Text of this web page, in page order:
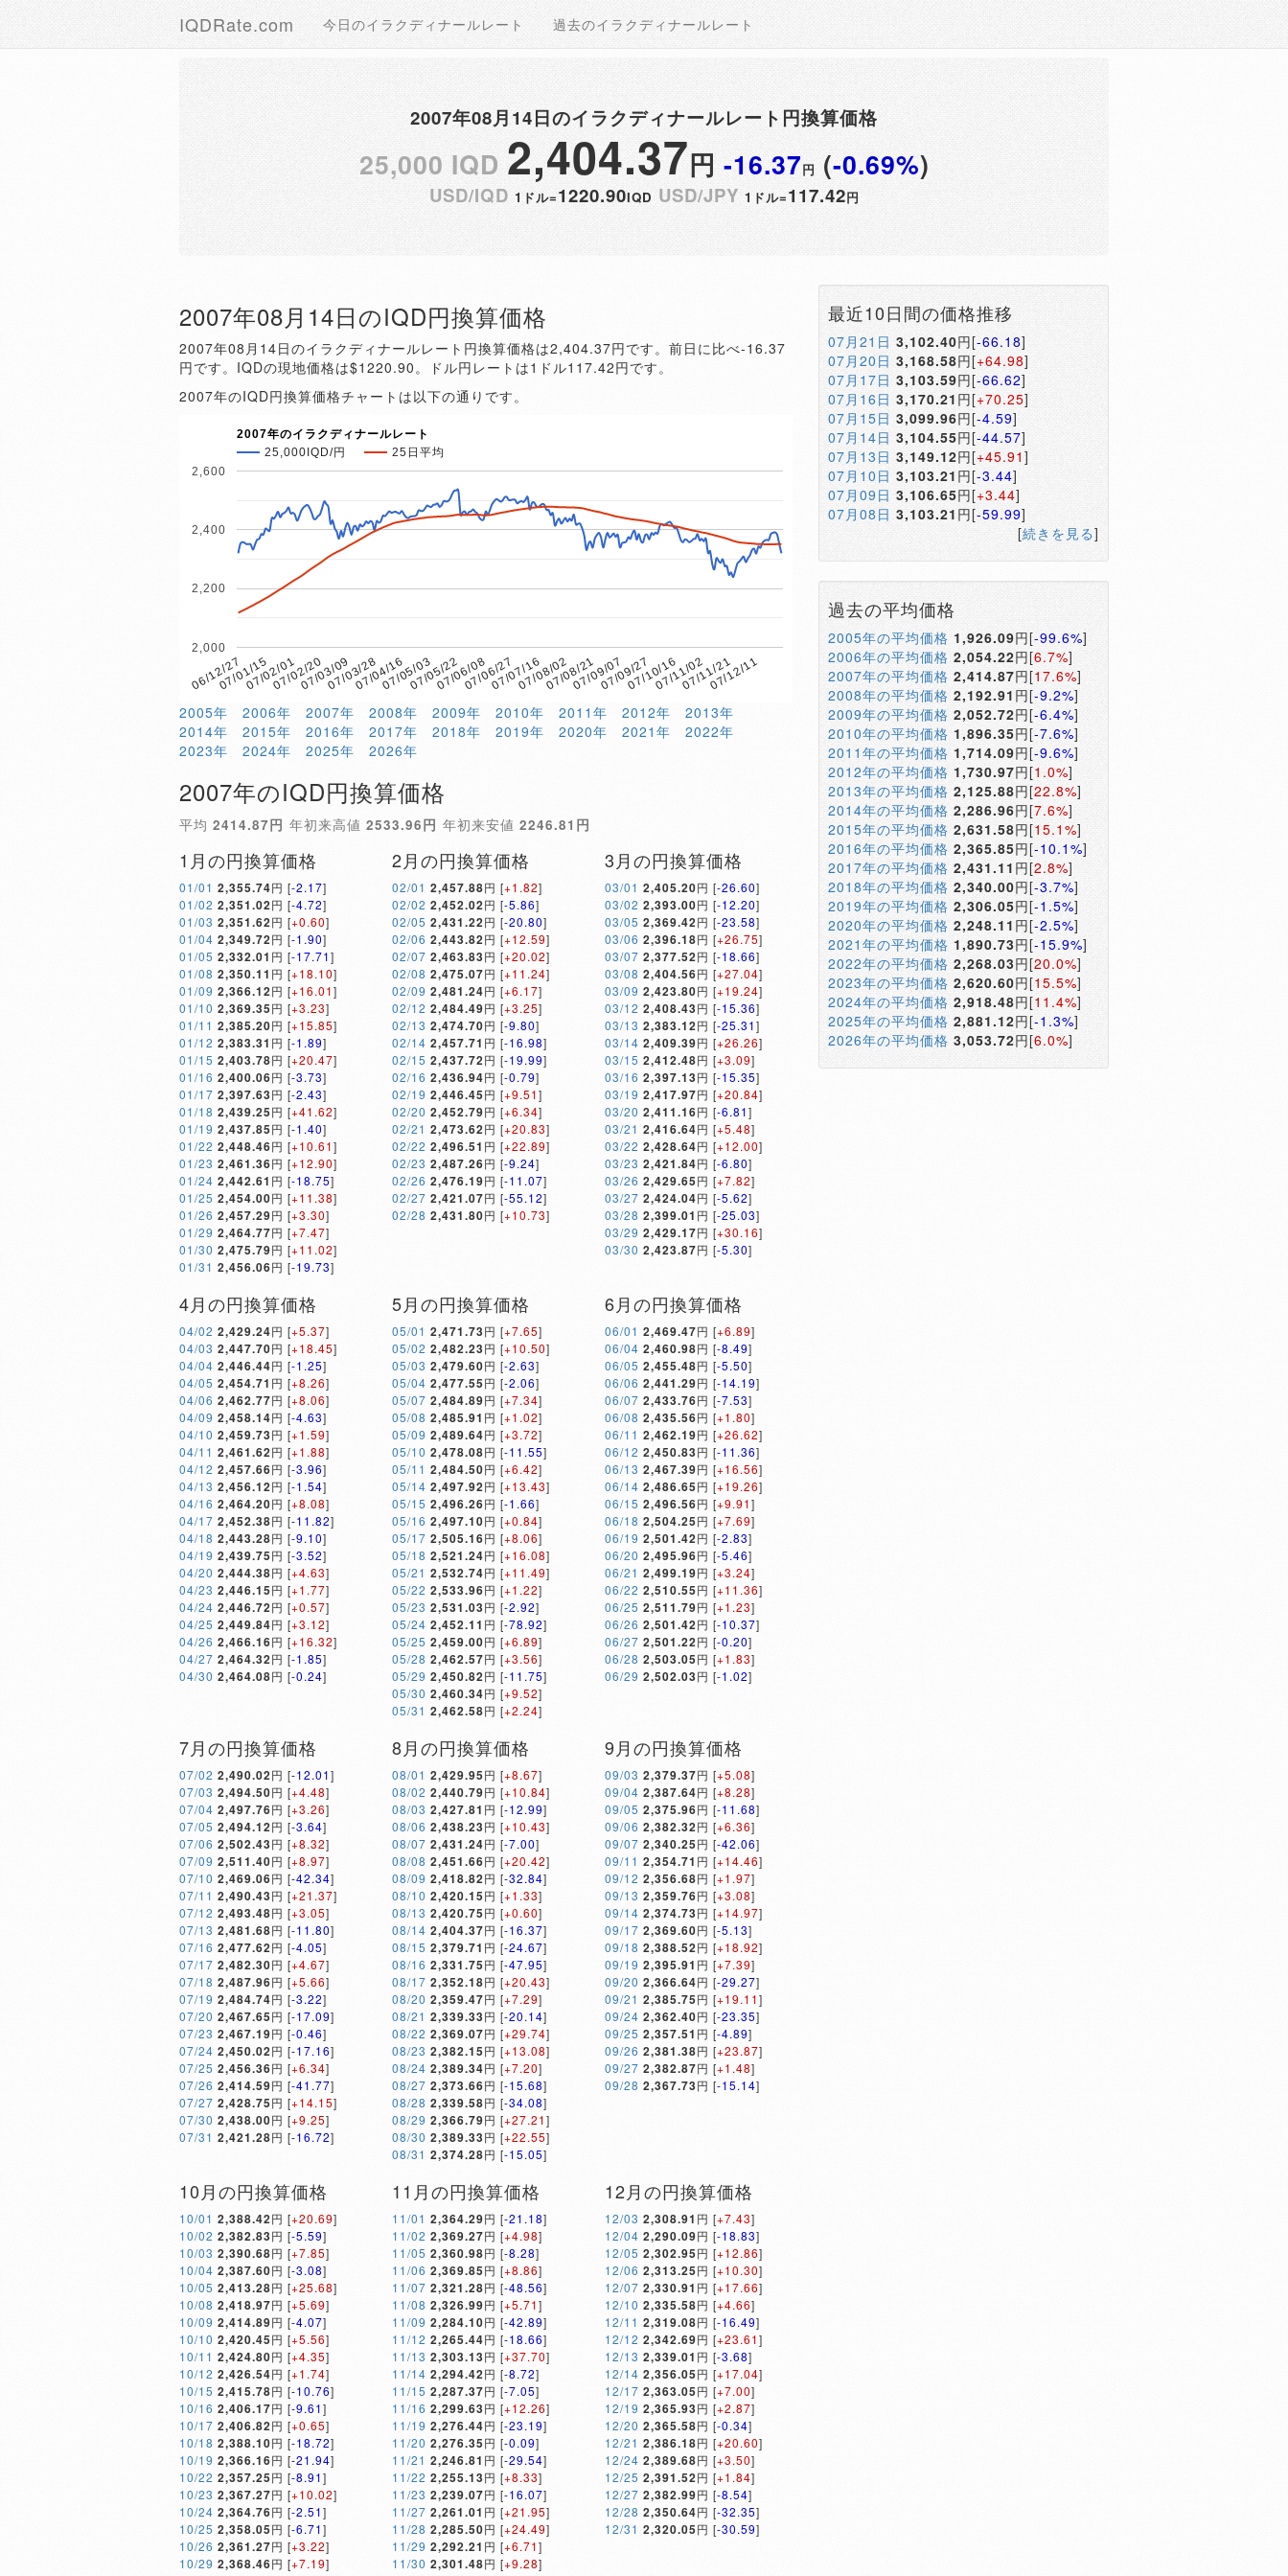
IQDRate.com 今日のイラクディナールレート 過去のイラクディナールレート
2007年08月14日のイラクディナールレート円換算価格
25,000 IQD 2,404.37円-16.37円 (-0.69%)
USD/IQD 1ドル=1220.90IQD USD/JPY 1ドル=117.42円
2007年08月14日のIQD円換算価格
2007年08月14日のイラクディナールレート円換算価格は2,404.37円です。前日に比べ-16.37
円です。IQDの現地価格は$1220.90。ドル円レートは1ドル117.42円です。
2007年のIQD円換算価格チャートは以下の通りです。
2007年のイラクディナールレート
25,000IQD/円
25日平均
06/12/2707/01/1507/02/0107/02/2007/03/0907/03/2807/04/1607/05/0307/05/2207/06/0807/06/2707/07/1607/08/0207/08/2107/09/0707/09/2707/10/1607/11/0207/11/2107/12/11
2,000
2,200
2,400
2,600
2005年 2006年 2007年 2008年 2009年 2010年 2011年 2012年
2013年
2014年
2015年 2016年 2017年 2018年 2019年 2020年 2021年
2022年
2023年
2024年 2025年 2026年
2007年のIQD円換算価格
平均 2414.87円 年初来高値 2533.96円 年初来安値 2246.81円
1月の円換算価格
01/01 2,355.74円 [-2.17]
01/02 2,351.02円 [-4.72]
01/03 2,351.62円 [+0.60]
01/04 2,349.72円 [-1.90]
01/05 2,332.01 円 [-17.71]
01/08 2,350.11 円 [+18.10]
01/09 2,366.12円 [+16.01]
01/10 2,369.35円 [+3.23]
01/11 2,385.20円 [+15.85]
01/12 2,383.31 円 [-1.89]
01/15 2,403.78円 [+20.47]
01/16 2,400.06円 [-3.73]
01/17 2,397.63円 [-2.43]
01/18 2,439.25円 [+41.62]
01/19 2,437.85円 [-1.40]
01/22 2,448.46円 [+10.61]
01/23 2,461.36円 [+12.90]
01/24 2,442.61 円 [-18.75]
01/25 2,454.00円 [+11.38]
01/26 2,457.29円 [+3.30]
01/29 2,464.77円 [+7.47]
01/30 2,475.79円 [+11.02]
01/31 2,456.06円 [-19.73]
2月の円換算価格
02/01 2,457.88円 [+1.82]
02/02 2,452.02円 [-5.86]
02/05 2,431.22円 [-20.80]
02/06 2,443.82円 [+12.59]
02/07 2,463.83円 [+20.02]
02/08 2,475.07円 [+11.24]
02/09 2,481.24円 [+6.17]
02/12 2,484.49円 [+3.25]
02/13 2,474.70円 [-9.80]
02/14 2,457.71 円 [-16.98]
02/15 2,437.72円 [-19.99]
02/16 2,436.94円 [-0.79]
02/19 2,446.45円 [+9.51]
02/20 2,452.79円 [+6.34]
02/21 2,473.62円 [+20.83]
02/22 2,496.51 円 [+22.89]
02/23 2,487.26円 [-9.24]
02/26 2,476.19円 [-11.07]
02/27 2,421.07円 [-55.12]
02/28 2,431.80円 [+10.73]
3月の円換算価格
03/01 2,405.20円 [-26.60]
03/02 2,393.00円 [-12.20]
03/05 2,369.42円 [-23.58]
03/06 2,396.18円 [+26.75]
03/07 2,377.52円 [-18.66]
03/08 2,404.56円 [+27.04]
03/09 2,423.80円 [+19.24]
03/12 2,408.43円 [-15.36]
03/13 2,383.12円 [-25.31]
03/14 2,409.39円 [+26.26]
03/15 2,412.48円 [+3.09]
03/16 2,397.13円 [-15.35]
03/19 2,417.97円 [+20.84]
03/20 2,411.16円 [-6.81]
03/21 2,416.64円 [+5.48]
03/22 2,428.64円 [+12.00]
03/23 2,421.84円 [-6.80]
03/26 2,429.65円 [+7.82]
03/27 2,424.04円 [-5.62]
03/28 2,399.01 円 [-25.03]
03/29 2,429.17円 [+30.16]
03/30 2,423.87円 [-5.30]
4月の円換算価格
04/02 2,429.24円 [+5.37]
04/03 2,447.70円 [+18.45]
04/04 2,446.44円 [-1.25]
04/05 2,454.71 円 [+8.26]
04/06 2,462.77円 [+8.06]
04/09 2,458.14円 [-4.63]
04/10 2,459.73円 [+1.59]
04/11 2,461.62円 [+1.88]
04/12 2,457.66円 [-3.96]
04/13 2,456.12円 [-1.54]
04/16 2,464.20円 [+8.08]
04/17 2,452.38円 [-11.82]
04/18 2,443.28円 [-9.10]
04/19 2,439.75円 [-3.52]
04/20 2,444.38円 [+4.63]
04/23 2,446.15円 [+1.77]
04/24 2,446.72円 [+0.57]
04/25 2,449.84円 [+3.12]
04/26 2,466.16円 [+16.32]
04/27 2,464.32円 [-1.85]
04/30 2,464.08円 [-0.24]
5月の円換算価格
05/01 2,471.73円 [+7.65]
05/02 2,482.23円 [+10.50]
05/03 2,479.60円 [-2.63]
05/04 2,477.55円 [-2.06]
05/07 2,484.89円 [+7.34]
05/08 2,485.91 円 [+1.02]
05/09 2,489.64円 [+3.72]
05/10 2,478.08円 [-11.55]
05/11 2,484.50円 [+6.42]
05/14 2,497.92円 [+13.43]
05/15 2,496.26円 [-1.66]
05/16 2,497.10円 [+0.84]
05/17 2,505.16円 [+8.06]
05/18 2,521.24円 [+16.08]
05/21 2,532.74円 [+11.49]
05/22 2,533.96円 [+1.22]
05/23 2,531.03円 [-2.92]
05/24 2,452.11 円 [-78.92]
05/25 2,459.00円 [+6.89]
05/28 2,462.57円 [+3.56]
05/29 2,450.82円 [-11.75]
05/30 2,460.34円 [+9.52]
05/31 2,462.58円 [+2.24]
6月の円換算価格
06/01 2,469.47円 [+6.89]
06/04 2,460.98円 [-8.49]
06/05 2,455.48円 [-5.50]
06/06 2,441.29円 [-14.19]
06/07 2,433.76円 [-7.53]
06/08 2,435.56円 [+1.80]
06/11 2,462.19円 [+26.62]
06/12 2,450.83円 [-11.36]
06/13 2,467.39円 [+16.56]
06/14 2,486.65円 [+19.26]
06/15 2,496.56円 [+9.91]
06/18 2,504.25円 [+7.69]
06/19 2,501.42円 [-2.83]
06/20 2,495.96円 [-5.46]
06/21 2,499.19円 [+3.24]
06/22 2,510.55円 [+11.36]
06/25 2,511.79円 [+1.23]
06/26 2,501.42円 [-10.37]
06/27 2,501.22円 [-0.20]
06/28 2,503.05円 [+1.83]
06/29 2,502.03円 [-1.02]
7月の円換算価格
07/02 2,490.02円 [-12.01]
07/03 2,494.50円 [+4.48]
07/04 2,497.76円 [+3.26]
07/05 2,494.12円 [-3.64]
07/06 2,502.43円 [+8.32]
07/09 2,511.40円 [+8.97]
07/10 2,469.06円 [-42.34]
07/11 2,490.43円 [+21.37]
07/12 2,493.48円 [+3.05]
07/13 2,481.68円 [-11.80]
07/16 2,477.62円 [-4.05]
07/17 2,482.30円 [+4.67]
07/18 2,487.96円 [+5.66]
07/19 2,484.74円 [-3.22]
07/20 2,467.65円 [-17.09]
07/23 2,467.19円 [-0.46]
07/24 2,450.02円 [-17.16]
07/25 2,456.36円 [+6.34]
07/26 2,414.59円 [-41.77]
07/27 2,428.75円 [+14.15]
07/30 2,438.00円 [+9.25]
07/31 2,421.28円 [-16.72]
8月の円換算価格
08/01 2,429.95円 [+8.67]
08/02 2,440.79円 [+10.84]
08/03 2,427.81 円 [-12.99]
08/06 2,438.23円 [+10.43]
08/07 2,431.24円 [-7.00]
08/08 2,451.66円 [+20.42]
08/09 2,418.82円 [-32.84]
08/10 2,420.15円 [+1.33]
08/13 2,420.75円 [+0.60]
08/14 2,404.37円 [-16.37]
08/15 2,379.71 円 [-24.67]
08/16 2,331.75円 [-47.95]
08/17 2,352.18円 [+20.43]
08/20 2,359.47円 [+7.29]
08/21 2,339.33円 [-20.14]
08/22 2,369.07円 [+29.74]
08/23 2,382.15円 [+13.08]
08/24 2,389.34円 [+7.20]
08/27 2,373.66円 [-15.68]
08/28 2,339.58円 [-34.08]
08/29 2,366.79円 [+27.21]
08/30 2,389.33円 [+22.55]
08/31 2,374.28円 [-15.05]
9月の円換算価格
09/03 2,379.37円 [+5.08]
09/04 2,387.64円 [+8.28]
09/05 2,375.96円 [-11.68]
09/06 2,382.32円 [+6.36]
09/07 2,340.25円 [-42.06]
09/11 2,354.71 円 [+14.46]
09/12 2,356.68円 [+1.97]
09/13 2,359.76円 [+3.08]
09/14 2,374.73円 [+14.97]
09/17 2,369.60円 [-5.13]
09/18 2,388.52円 [+18.92]
09/19 2,395.91 円 [+7.39]
09/20 2,366.64円 [-29.27]
09/21 2,385.75円 [+19.11]
09/24 2,362.40円 [-23.35]
09/25 2,357.51 円 [-4.89]
09/26 2,381.38円 [+23.87]
09/27 2,382.87円 [+1.48]
09/28 2,367.73円 [-15.14]
10月の円換算価格
10/01 2,388.42円 [+20.69]
10/02 2,382.83円 [-5.59]
10/03 2,390.68円 [+7.85]
10/04 2,387.60円 [-3.08]
10/05 2,413.28円 [+25.68]
10/08 2,418.97円 [+5.69]
10/09 2,414.89円 [-4.07]
10/10 2,420.45円 [+5.56]
10/11 2,424.80円 [+4.35]
10/12 2,426.54円 [+1.74]
10/15 2,415.78円 [-10.76]
10/16 2,406.17円 [-9.61]
10/17 2,406.82円 [+0.65]
10/18 2,388.10円 [-18.72]
10/19 2,366.16円 [-21.94]
10/22 2,357.25円 [-8.91]
10/23 2,367.27円 [+10.02]
10/24 2,364.76円 [-2.51]
10/25 2,358.05円 [-6.71]
10/26 2,361.27円 [+3.22]
10/29 2,368.46円 [+7.19]
11月の円換算価格
11/01 2,364.29円 [-21.18]
11/02 2,369.27円 [+4.98]
11/05 2,360.98円 [-8.28]
11/06 2,369.85円 [+8.86]
11/07 2,321.28円 [-48.56]
11/08 2,326.99円 [+5.71]
11/09 2,284.10円 [-42.89]
11/12 2,265.44円 [-18.66]
11/13 2,303.13円 [+37.70]
11/14 2,294.42円 [-8.72]
11/15 2,287.37円 [-7.05]
11/16 2,299.63円 [+12.26]
11/19 2,276.44円 [-23.19]
11/20 2,276.35円 [-0.09]
11/21 2,246.81 円 [-29.54]
11/22 2,255.13円 [+8.33]
11/23 2,239.07円 [-16.07]
11/27 2,261.01 円 [+21.95]
11/28 2,285.50円 [+24.49]
11/29 2,292.21 円 [+6.71]
11/30 2,301.48円 [+9.28]
12月の円換算価格
12/03 2,308.91 円 [+7.43]
12/04 2,290.09円 [-18.83]
12/05 2,302.95円 [+12.86]
12/06 2,313.25円 [+10.30]
12/07 2,330.91 円 [+17.66]
12/10 2,335.58円 [+4.66]
12/11 2,319.08円 [-16.49]
12/12 2,342.69円 [+23.61]
12/13 2,339.01 円 [-3.68]
12/14 2,356.05円 [+17.04]
12/17 2,363.05円 [+7.00]
12/19 2,365.93円 [+2.87]
12/20 2,365.58円 [-0.34]
12/21 2,386.18円 [+20.60]
12/24 2,389.68円 [+3.50]
12/25 2,391.52円 [+1.84]
12/27 2,382.99円 [-8.54]
12/28 2,350.64円 [-32.35]
12/31 2,320.05円 [-30.59]
最近10日間の価格推移
07月21日 3,102.40円[-66.18]
07月20日 3,168.58円[+64.98]
07月17日 3,103.59円[-66.62]
07月16日 3,170.21 円[+70.25]
07月15日 3,099.96円[-4.59]
07月14日 3,104.55円[-44.57]
07月13日 3,149.12円[+45.91 ]
07月10日 3,103.21円[-3.44]
07月09日 3,106.65円[+3.44]
07月08日 3,103.21 円[-59.99]
[続きを見る]
過去の平均価格
2005年の平均価格 1,926.09円[-99.6%]
2006年の平均価格 2,054.22円[6.7%]
2007年の平均価格 2,414.87円[17.6%]
2008年の平均価格 2,192.91 円[-9.2%]
2009年の平均価格 2,052.72円[-6.4%]
2010年の平均価格 1,896.35円[-7.6%]
2011年の平均価格 1,714.09円[-9.6%]
2012年の平均価格 1,730.97円[1.0%]
2013年の平均価格 2,125.88円[22.8%]
2014年の平均価格 2,286.96円[7.6%]
2015年の平均価格 2,631.58円[15.1%]
2016年の平均価格 2,365.85円[-10.1%]
2017年の平均価格 2,431.11 円[2.8%]
2018年の平均価格 2,340.00円[-3.7%]
2019年の平均価格 2,306.05円[-1.5%]
2020年の平均価格 2,248.11 円[-2.5%]
2021年の平均価格 1,890.73円[-15.9%]
2022年の平均価格 2,268.03円[20.0%]
2023年の平均価格 2,620.60円[15.5%]
2024年の平均価格 2,918.48円[11.4%]
2025年の平均価格 2,881.12円[-1.3%]
2026年の平均価格 3,053.72円[6.0%]